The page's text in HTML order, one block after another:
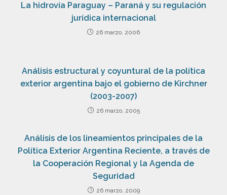
La hidrovía Paraguay – Paraná y su regulación
jurídica internacional
26 marzo, 2006
Análisis estructural y coyuntural de la política
exterior argentina bajo el gobierno de Kirchner
(2003-2007)
26 marzo, 2005
Análisis de los lineamientos principales de la
Política Exterior Argentina Reciente, a través de
la Cooperación Regional y la Agenda de
Seguridad
26 marzo, 2009